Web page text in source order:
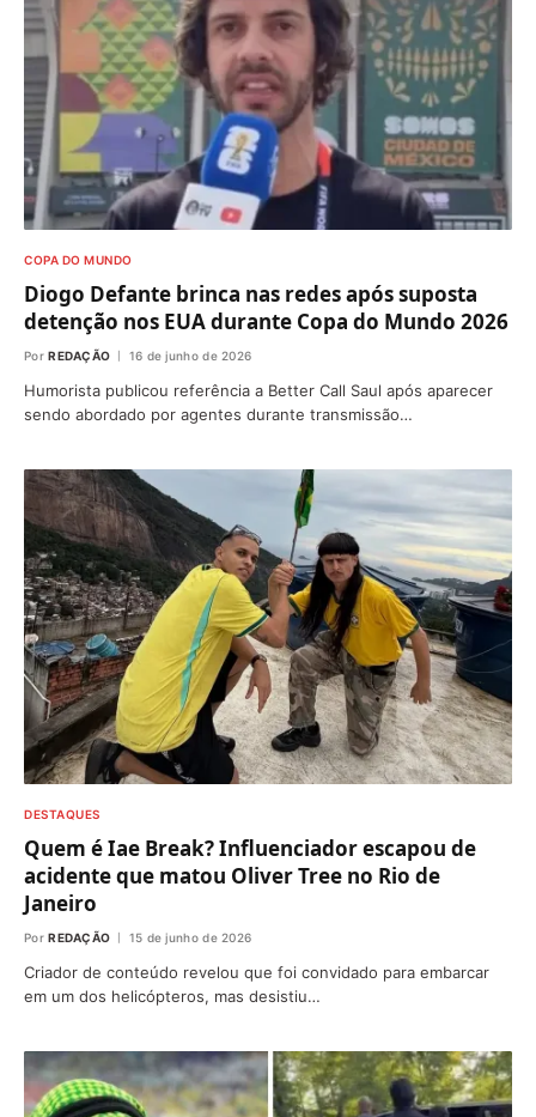
COPA DO MUNDO
Diogo Defante brinca nas redes após suposta
detenção nos EUA durante Copa do Mundo 2026
Por REDAÇÃO 16 de junho de 2026
Humorista publicou referência a Better Call Saul após aparecer
sendo abordado por agentes durante transmissão…
DESTAQUES
Quem é Iae Break? Influenciador escapou de
acidente que matou Oliver Tree no Rio de
Janeiro
Por REDAÇÃO 15 de junho de 2026
Criador de conteúdo revelou que foi convidado para embarcar
em um dos helicópteros, mas desistiu…